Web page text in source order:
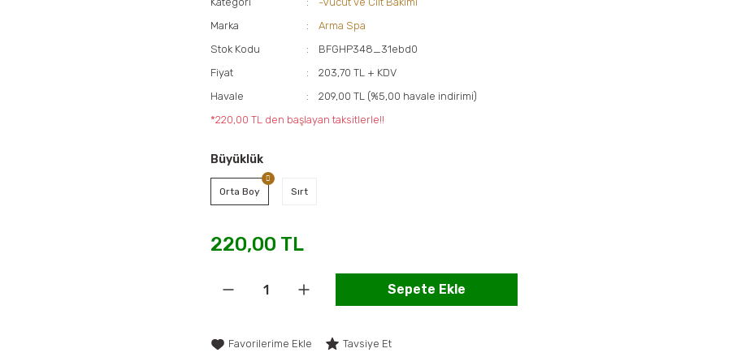
Marka
Arma Spa
Stok Kodu
BFGHP348_31ebd0
Fiyat
203,70 TL + KDV
Havale
209,00 TL (%5,00 havale indirimi)
*220,00 TL den başlayan taksitlerle!!
Büyüklük
Orta Boy Sırt
220,00 TL
Sepete Ekle
Tavsiye Et